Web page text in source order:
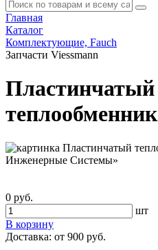
Главная
Каталог
Комплектующие, Fauch
Запчасти Viessmann
Пластинчатый
теплообменник
0 руб.
шт
В корзину
Доставка: от 900 руб.